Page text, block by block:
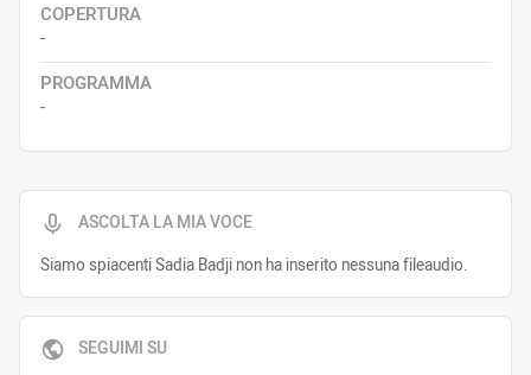
ASCOLTA LA MIA VOCE
Siamo spiacenti Sadia Badji non ha inserito nessuna fileaudio.
SEGUIMI SU
COPERTURA
-
PROGRAMMA
-